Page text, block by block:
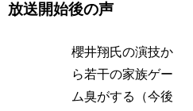
放送開始後の声
櫻井翔氏の演技か
ら若干の家族ゲー
ム臭がする（今後